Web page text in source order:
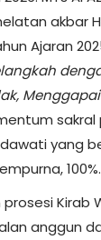
akbar
Ajaran
sakral
yang
100%.
Kirab
anggun